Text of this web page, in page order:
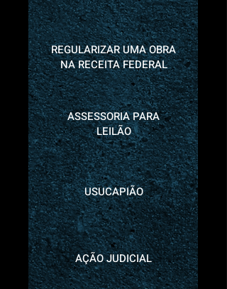
ASSESSORIA PARA
LEILÃO
AÇÃO JUDICIAL
REGULARIZAR UMA OBRA
NA RECEITA FEDERAL
USUCAPIÃO